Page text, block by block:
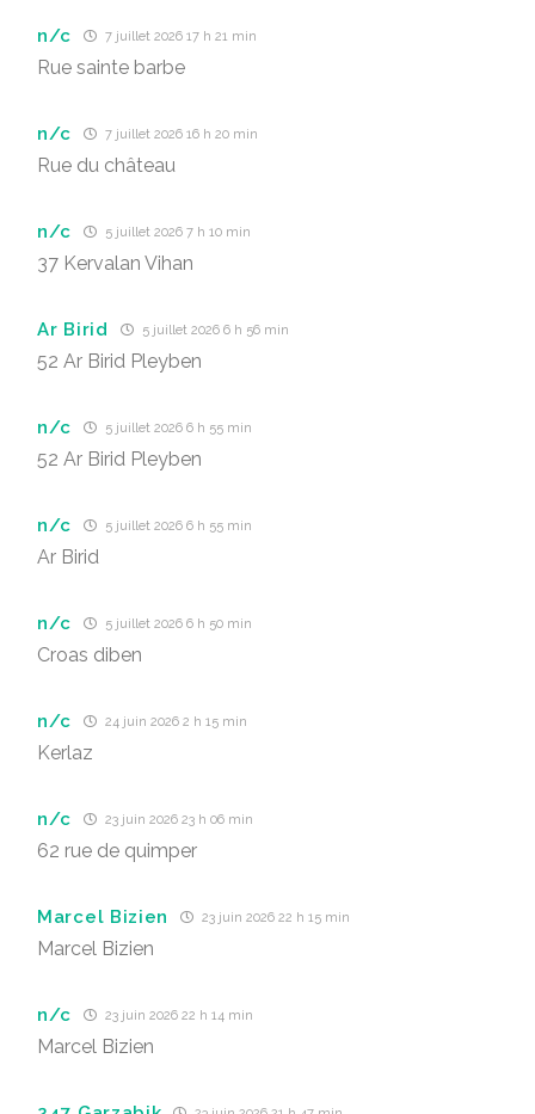
n/c 7 juillet 2026 17 h 21 min
Rue sainte barbe
n/c 7 juillet 2026 16 h 20 min
Rue du château
n/c 5 juillet 2026 7 h 10 min
37 Kervalan Vihan
Ar Birid 5 juillet 2026 6 h 56 min
52 Ar Birid Pleyben
n/c 5 juillet 2026 6 h 55 min
52 Ar Birid Pleyben
n/c 5 juillet 2026 6 h 55 min
Ar Birid
n/c 5 juillet 2026 6 h 50 min
Croas diben
n/c 24 juin 2026 2 h 15 min
Kerlaz
n/c 23 juin 2026 23 h 06 min
62 rue de quimper
Marcel Bizien 23 juin 2026 22 h 15 min
Marcel Bizien
n/c 23 juin 2026 22 h 14 min
Marcel Bizien